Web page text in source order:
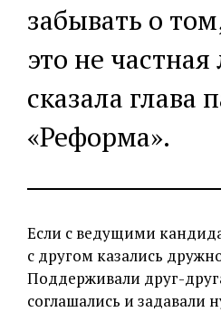
забывать о
это не
сказала глава
«Реформа».
Если с ведущими
с другом казались
Поддерживали друг-
соглашались и задавали